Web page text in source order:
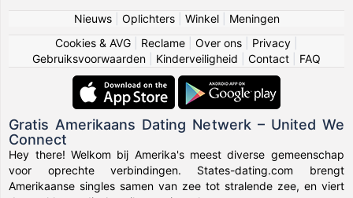
Nieuws| Oplichters| Winkel| Meningen
Cookies & AVG
Reclame Over ons Privacy
Gebruiksvoorwaarden
Kinderveiligheid Contact FAQ
Gratis Amerikaans Dating Netwerk – United We
Connect
Hey there! Welkom bij Amerika's meest diverse gemeenschap
voor oprechte verbindingen. States-dating.com brengt
Amerikaanse singles samen van zee tot stralende zee, en viert